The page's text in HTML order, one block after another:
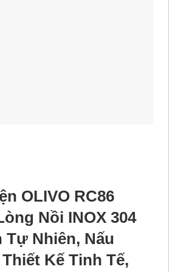
OLIVO RC86
Nồi INOX 304
Tự Nhiên, Nấu
Kế Tinh Tế,